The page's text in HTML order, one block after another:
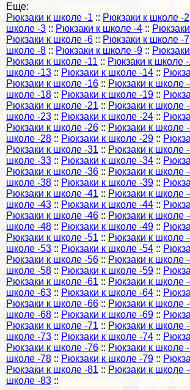
Еще:
Рюкзаки к школе -1 :: Рюкзаки к школе -2
школе -3 :: Рюкзаки к школе -4 ::
Рюкзаки к школе -6 :: Рюкзаки к школе -7
школе -8 :: Рюкзаки к школе -9 ::
Рюкзаки к школе -11 :: Рюкзаки к школе
школе -13 :: Рюкзаки к школе -14 ::
Рюкзаки к школе -16 :: Рюкзаки к школе
школе -18 :: Рюкзаки к школе -19 ::
Рюкзаки к школе -21 :: Рюкзаки к школе
школе -23 :: Рюкзаки к школе -24 ::
Рюкзаки к школе -26 :: Рюкзаки к школе
школе -28 :: Рюкзаки к школе -29 ::
Рюкзаки к школе -31 :: Рюкзаки к школе
школе -33 :: Рюкзаки к школе -34 ::
Рюкзаки к школе -36 :: Рюкзаки к школе
школе -38 :: Рюкзаки к школе -39 ::
Рюкзаки к школе -41 :: Рюкзаки к школе
школе -43 :: Рюкзаки к школе -44 ::
Рюкзаки к школе -46 :: Рюкзаки к школе
школе -48 :: Рюкзаки к школе -49 ::
Рюкзаки к школе -51 :: Рюкзаки к школе
школе -53 :: Рюкзаки к школе -54 ::
Рюкзаки к школе -56 :: Рюкзаки к школе
школе -58 :: Рюкзаки к школе -59 ::
Рюкзаки к школе -61 :: Рюкзаки к школе
школе -63 :: Рюкзаки к школе -64 ::
Рюкзаки к школе -66 :: Рюкзаки к школе
школе -68 :: Рюкзаки к школе -69 ::
Рюкзаки к школе -71 :: Рюкзаки к школе
школе -73 :: Рюкзаки к школе -74 ::
Рюкзаки к школе -76 :: Рюкзаки к школе
школе -78 :: Рюкзаки к школе -79 ::
Рюкзаки к школе -81 :: Рюкзаки к школе
школе -83 ::